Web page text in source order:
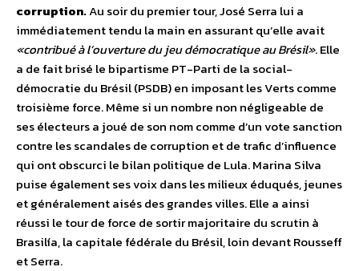
corruption.Au soir du premier tour, José Serra lui a
immédiatement tendu la main en assurant qu’elle avait
«contribué à l’ouverture du jeu démocratique au Brésil». Elle
a de fait brisé le bipartisme PT-Parti de la social-
démocratie du Brésil (PSDB) en imposant les Verts comme
troisième force. Même si un nombre non négligeable de
ses électeurs a joué de son nom comme d’un vote sanction
contre les scandales de corruption et de trafic d’influence
qui ont obscurci le bilan politique de Lula. Marina Silva
puise également ses voix dans les milieux éduqués, jeunes
et généralement aisés des grandes villes. Elle a ainsi
réussi le tour de force de sortir majoritaire du scrutin à
Brasilía, la capitale fédérale du Brésil, loin devant Rousseff
et Serra.